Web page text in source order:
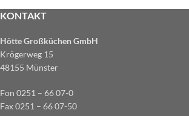
KONTAKT
Hötte Großküchen GmbH
Krögerweg 15
48155 Münster
Fon 0251 – 66 07-0
Fax 0251 – 66 07-50